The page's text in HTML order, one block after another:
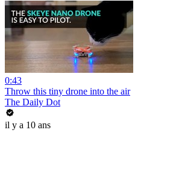
0:43
Throw this tiny drone into the air
The Daily Dot
il y a 10 ans